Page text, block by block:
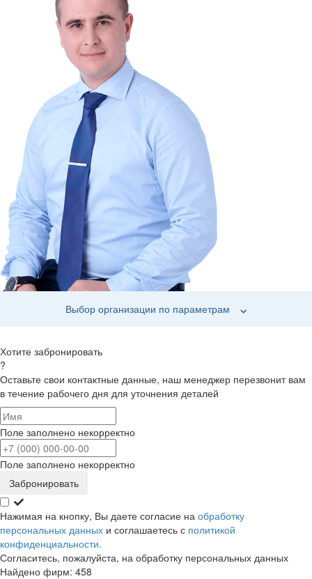
Выбор организации по параметрам
Хотите забронировать
?
Оставьте свои контактные данные, наш менеджер перезвонит вам
в течение рабочего дня для уточнения деталей
Поле заполнено некорректно
Поле заполнено некорректно
Забронировать
Нажимая на кнопку, Вы даете согласие на обработку
персональных данных и соглашаетесь с политикой
конфиденциальности.
Согласитесь, пожалуйста, на обработку персональных данных
Найдено фирм: 458